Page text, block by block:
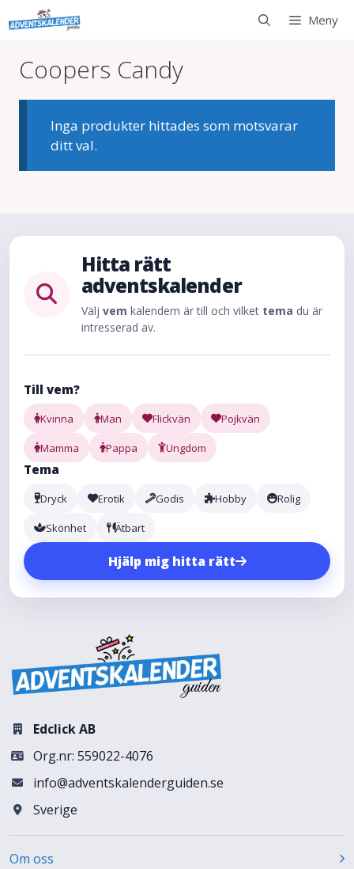
Hoppa
till
Meny
Coopers Candy
Inga produkter hittades som motsvarar
ditt val.
Hitta rätt
adventskalender
Välj vem kalendern är till och vilket tema du är
intresserad av.
Till vem?
Kvinna Man Flickvän Pojkvän
Mamma Pappa Ungdom
Tema
Dryck Erotik Godis Hobby Rolig
Skönhet Ätbart
Hjälp mig hitta rätt
Edclick AB
Org.nr: 559022-4076
info@adventskalenderguiden.se
Sverige
Om oss